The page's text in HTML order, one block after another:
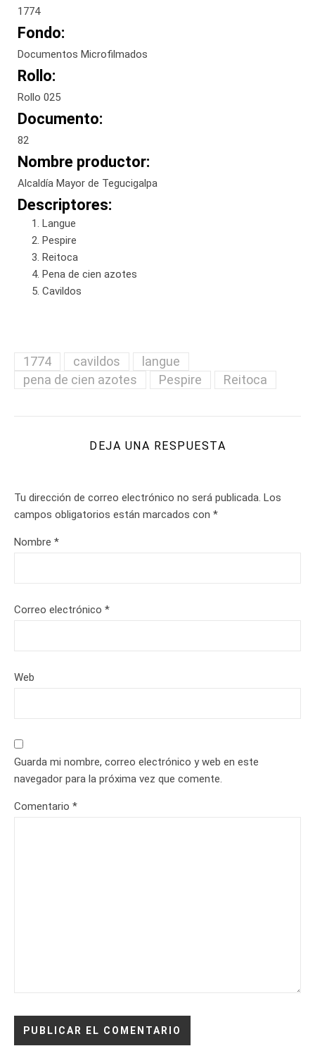
1774
Fondo:
Documentos Microfilmados
Rollo:
Rollo 025
Documento:
82
Nombre productor:
Alcaldía Mayor de Tegucigalpa
Descriptores:
Langue
Pespire
Reitoca
Pena de cien azotes
Cavildos
1774 cavildos
langue
pena de cien azotes
Pespire Reitoca
DEJA UNA RESPUESTA
Tu dirección de correo electrónico no será publicada. Los
campos obligatorios están marcados con *
Nombre *
Correo electrónico *
Web
Guarda mi nombre, correo electrónico y web en este
navegador para la próxima vez que comente.
Comentario *